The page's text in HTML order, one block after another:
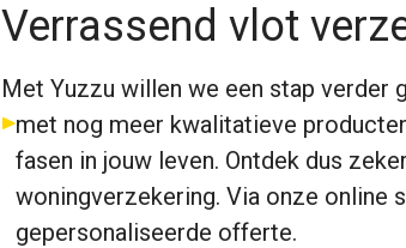
Verrassend vlot
Met Yuzzu willen we een stap verder
met nog meer kwalitatieve
fasen in jouw leven. Ontdek dus
woningverzekering. Via onze online
gepersonaliseerde offerte.